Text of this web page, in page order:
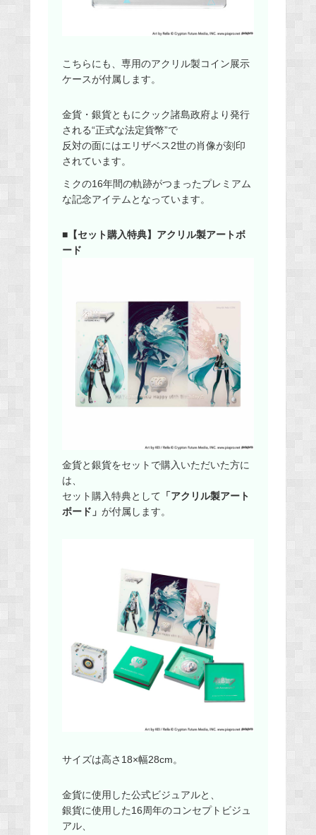
こちらにも、専用のアクリル製コイン展示
ケースが付属します。
金貨・銀貨ともにクック諸島政府より発行
される“正式な法定貨幣”で
反対の面にはエリザベス2世の肖像が刻印
されています。
ミクの16年間の軌跡がつまったプレミアム
な記念アイテムとなっています。
■【セット購入特典】アクリル製アートボ
ード
金貨と銀貨をセットで購入いただいた方に
は、
セット購入特典として 「アクリル製アート
ボード」 が付属します。
サイズは高さ18×幅28cm。
金貨に使用した公式ビジュアルと、
銀貨に使用した16周年のコンセプトビジュ
アル、